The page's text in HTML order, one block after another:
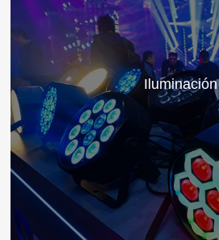
Iluminación